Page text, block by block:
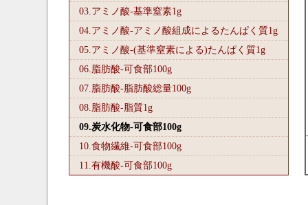
03.アミノ酸-基準窒素1g
04.アミノ酸-アミノ酸組成によるたんぱく質1g
05.アミノ酸-(基準窒素による)たんぱく質1g
06.脂肪酸-可食部100g
07.脂肪酸-脂肪酸総量100g
08.脂肪酸-脂質1g
09.炭水化物-可食部100g
10.食物繊維-可食部100g
11.有機酸-可食部100g